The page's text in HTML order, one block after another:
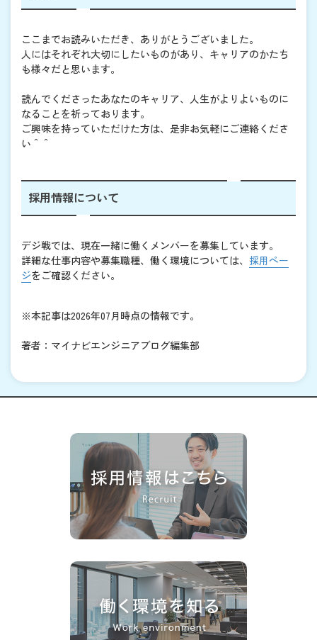
ここまでお読みいただき、ありがとうございました。
人にはそれぞれ大切にしたいものがあり、キャリアのかたち
も様々だと思います。
読んでくださったあなたのキャリア、人生がよりよいものに
なることを祈っております。
ご興味を持っていただけた方は、是非お気軽にご連絡くださ
い＾＾
採用情報について
デジ戦では、現在一緒に働くメンバーを募集しています。
詳細な仕事内容や募集職種、働く環境については、 採用ペー
ジをご確認ください。
※本記事は2026年07月時点の情報です。
著者：マイナビエンジニアブログ編集部